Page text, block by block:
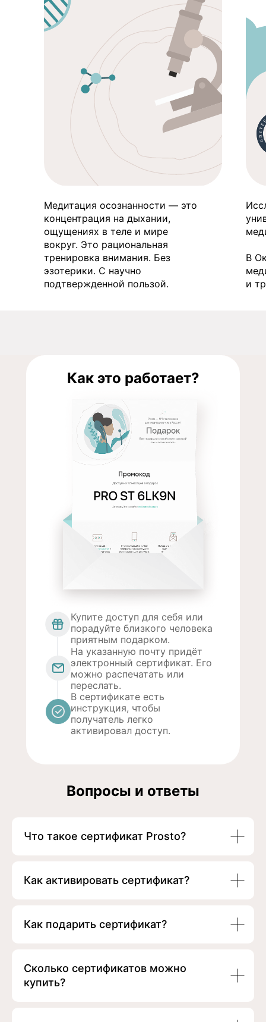
Медитация осознанности — это
концентрация на дыхании,
ощущениях в теле и мире
вокруг. Это рациональная
тренировка внимания. Без
эзотерики. С научно
подтвержденной пользой.
В
и
Как это работает?
Купите доступ для себя или
порадуйте близкого человека
приятным подарком.
На указанную почту придёт
электронный сертификат. Его
можно распечатать или
переслать.
В сертификате есть
инструкция, чтобы
получатель легко
активировал доступ.
Вопросы и ответы
Что такое сертификат Prosto?
Как активировать сертификат?
Как подарить сертификат?
Сколько сертификатов можно
купить?